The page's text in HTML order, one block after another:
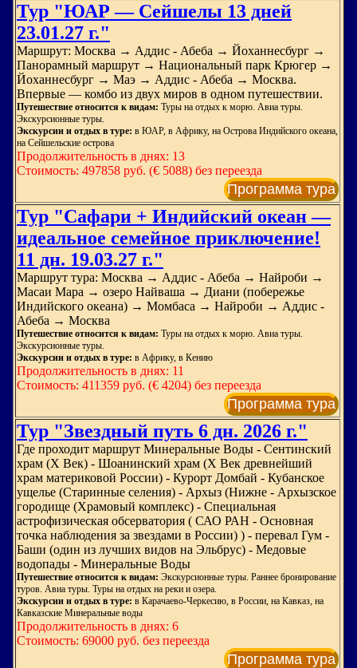
Тур "ЮАР — Сейшелы 13 дней
23.01.27 г."
Маршрут: Москва → Аддис - Абеба → Йоханнесбург →
Панорамный маршрут → Национальный парк Крюгер →
Йоханнесбург → Маэ → Аддис - Абеба → Москва.
Впервые — комбо из двух миров в одном путешествии.
Путешествие относится к видам: Туры на отдых к морю. Авиа туры.
Экскурсионные туры.
Экскурсии и отдых в туре: в ЮАР, в Африку, на Острова Индийского океана,
на Сейшельские острова
Продолжительность в днях: 13
Стоимость: 497858 руб. (€ 5088) без переезда
Программа тура
Тур "Сафари + Индийский океан —
идеальное семейное приключение!
11 дн. 19.03.27 г."
Маршрут тура: Москва → Аддис - Абеба → Найроби →
Масаи Мара → озеро Найваша → Диани (побережье
Индийского океана) → Момбаса → Найроби → Аддис -
Абеба → Москва
Путешествие относится к видам: Туры на отдых к морю. Авиа туры.
Экскурсионные туры.
Экскурсии и отдых в туре: в Африку, в Кению
Продолжительность в днях: 11
Стоимость: 411359 руб. (€ 4204) без переезда
Программа тура
Тур "Звездный путь 6 дн. 2026 г."
Где проходит маршрут Минеральные Воды - Сентинский
храм (Х Век) - Шоанинский храм (Х Век древнейший
храм материковой России) - Курорт Домбай - Кубанское
ущелье (Старинные селения) - Архыз (Нижне - Архызское
городище (Храмовый комплекс) - Специальная
астрофизическая обсерватория ( САО РАН - Основная
точка наблюдения за звездами в России) ) - перевал Гум -
Баши (один из лучших видов на Эльбрус) - Медовые
водопады - Минеральные Воды
Путешествие относится к видам: Экскурсионные туры. Раннее бронирование
туров. Авиа туры. Туры на отдых на реки и озера.
Экскурсии и отдых в туре: в Карачаево-Черкесию, в России, на Кавказ, на
Кавказские Минеральные воды
Продолжительность в днях: 6
Стоимость: 69000 руб. без переезда
Программа тура